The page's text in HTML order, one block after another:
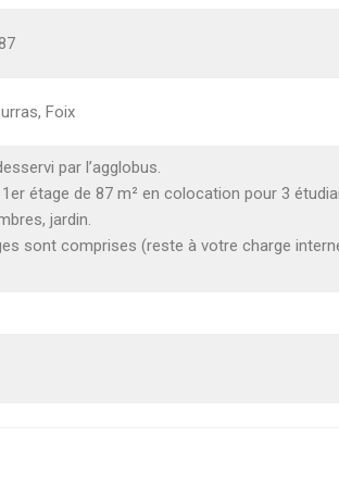
Foix
par l’agglobus.
étage de 87 m² en colocation pour 3
jardin.
sont comprises (reste à votre charge